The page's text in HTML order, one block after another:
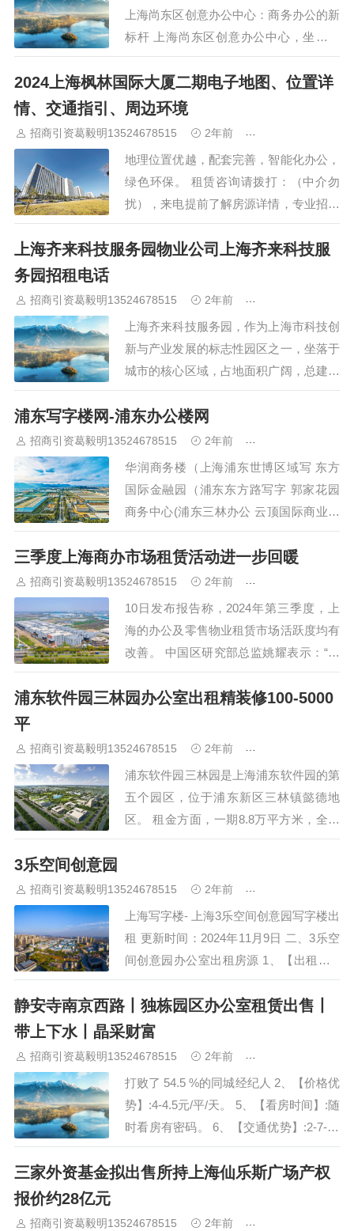
上海尚东区创意办公中心：商务办公的新
标杆 上海尚东区创意办公中心，坐落于
上海市浦东新区东明路1800弄，是浦东新
区核心地带的一颗璀璨明珠。该项目以其
独特的创意氛围、优越的地理位置和完善
的配套设施，吸引了众多企业争相入…
2024上海枫林国际大厦二期电子地图、位置详
情、交通指引、周边环境
招商引资葛毅明13524678515 2年前
地理位置优越，配套完善，智能化办公，
绿色环保。 租赁咨询请拨打：（中介勿
扰），来电提前了解房源详情，专业招商
顾问一对一热情服务，暂不接受临时到访
客户，看房请提前预约。上海枫林国际大
期，位于上海市徐汇区枫林路420号和…
上海齐来科技服务园物业公司上海齐来科技服
务园招租电话
招商引资葛毅明13524678515 2年前
上海齐来科技服务园，作为上海市科技创
新与产业发展的标志性园区之一，坐落于
城市的核心区域，占地面积广阔，总建筑
面积超过10万平方米。园区集研发、办
公、展示、交流于一体，致力于为高新技
术企业、初创企业及研发机构提供一个高
效、便捷、舒适的工作与创新环境。 上
海齐来科技服务园作为科…
浦东写字楼网-浦东办公楼网
招商引资葛毅明13524678515 2年前
华润商务楼（上海浦东世博区域写 东方
国际金融园（浦东东方路写字 郭家花园
商务中心(浦东三林办公 云顶国际商业广
场（浦东办公楼） 世博冰雕艺术展馆办
公楼（浦东办 现代通信大厦（浦东金桥
写字…
三季度上海商办市场租赁活动进一步回暖
招商引资葛毅明13524678515 2年前
10日发布报告称，2024年第三季度，上
海的办公及零售物业租赁市场活跃度均有
改善。 中国区研究部总监姚耀表示：“租
金优惠已成为推动以成本为导向的搬迁活
动和整个办公租赁市场升级的主要动
三季度，全市净吸纳量上升至1…
浦东软件园三林园办公室出租精装修100-5000
平
招商引资葛毅明13524678515 2年前
浦东软件园三林园是上海浦东软件园的第
五个园区，位于浦东新区三林镇懿德地
区。 租金方面，一期8.8万平方米，全部
投入使用，出租面积80-3000平方米，独
东软件园三林园坐落在懿德路519号，地
理位置优越，…
3乐空间创意园
招商引资葛毅明13524678515 2年前
上海写字楼- 上海3乐空间创意园写字楼出
租 更新时间：2024年11月9日 二、3乐空
间创意园办公室出租房源 1、【出租】,8
号线凌兆新村比乐创意园,近前滩尚博三
林金融众创, 面积：100m² 租金：2.5元…
静安寺南京西路丨独栋园区办公室租赁出售丨
带上下水丨晶采财富
招商引资葛毅明13524678515 2年前
打败了 54.5 %的同城经纪人 2、【价格优
势】:4-4.5元/平/天。 5、【看房时间】:随
时看房有密码。 6、【交通优势】:2-7-14
号线米即到。 主做楼盘名称:仲益大厦、
恒基688、汇银大厦、东方投…
三家外资基金拟出售所持上海仙乐斯广场产权
报价约28亿元
招商引资葛毅明13524678515 2年前